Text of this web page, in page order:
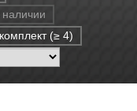
наличии
(≥ 4)